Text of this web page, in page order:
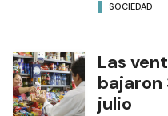
SOCIEDAD
Las
bajaron
julio